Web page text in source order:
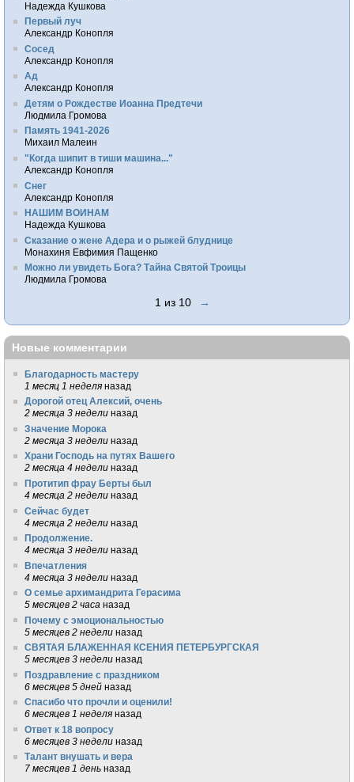
Надежда Кушкова
Первый луч
Александр Конопля
Сосед
Александр Конопля
Ад
Александр Конопля
Детям о Рождестве Иоанна Предтечи
Людмила Громова
Память 1941-2026
Михаил Малеин
"Когда шипит в тиши машина..."
Александр Конопля
Снег
Александр Конопля
НАШИМ ВОИНАМ
Надежда Кушкова
Сказание о жене Адера и о рыжей блуднице
Монахиня Евфимия Пащенко
Можно ли увидеть Бога? Тайна Святой Троицы
Людмила Громова
1 из 10 →
Новые комментарии
Благодарность мастеру
1 месяц 1 неделя назад
Дорогой отец Алексий, очень
2 месяца 3 недели назад
Значение Морока
2 месяца 3 недели назад
Храни Господь на путях Вашего
2 месяца 4 недели назад
Протитип фрау Берты был
4 месяца 2 недели назад
Сейчас будет
4 месяца 2 недели назад
Продолжение.
4 месяца 3 недели назад
Впечатления
4 месяца 3 недели назад
О семье архимандрита Герасима
5 месяцев 2 часа назад
Почему с эмоциональностью
5 месяцев 2 недели назад
СВЯТАЯ БЛАЖЕННАЯ КСЕНИЯ ПЕТЕРБУРГСКАЯ
5 месяцев 3 недели назад
Поздравление с праздником
6 месяцев 5 дней назад
Спасибо что прочли и оценили!
6 месяцев 1 неделя назад
Ответ к 18 вопросу
6 месяцев 3 недели назад
Талант внушать и вера
7 месяцев 1 день назад